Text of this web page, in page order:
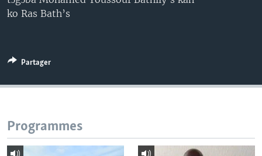
ko Ras Bath’s
Partager
Programmes